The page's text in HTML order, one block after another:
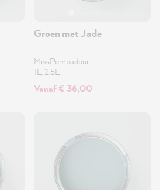
Groen met Jade
MissPompadour
1L, 2.5L
Vanaf € 36,00